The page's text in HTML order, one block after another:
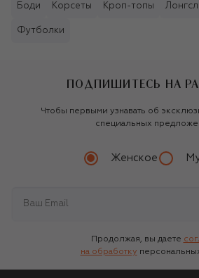
Боди Корсеты Кроп-топы
Футболки
ПОДПИШИТЕСЬ НА
Чтобы первыми узнавать об
специальных
Женское
Продолжая, вы даете
на обработку